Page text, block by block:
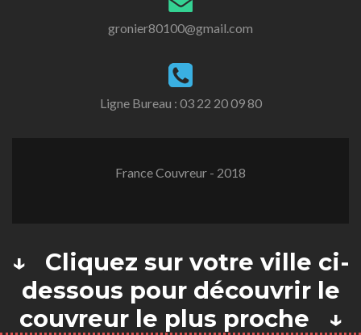
gronier80100@gmail.com
Ligne Bureau : 03 22 20 09 80
France Couvreur - 2018
↓ Cliquez sur votre ville ci-
dessous pour découvrir le
couvreur le plus proche ↓